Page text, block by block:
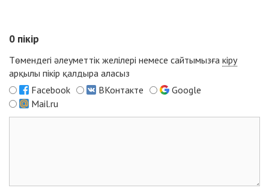
0 пікір
Төмендегі әлеуметтік желілері немесе сайтымызға кіру
арқылы пікір қалдыра аласыз
Facebook
ВКонтакте
Google
Mail.ru